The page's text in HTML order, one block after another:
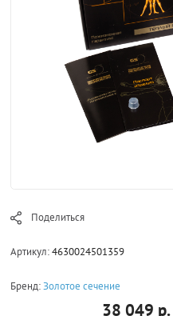
Поделиться
Артикул:4630024501359
Бренд:Золотое сечение
38 049 р.